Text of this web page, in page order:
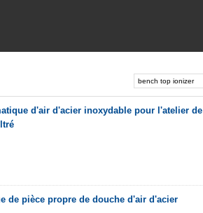
d'air d'acier inoxydable pour l'atelier de
de pièce propre de douche d'air d'acier